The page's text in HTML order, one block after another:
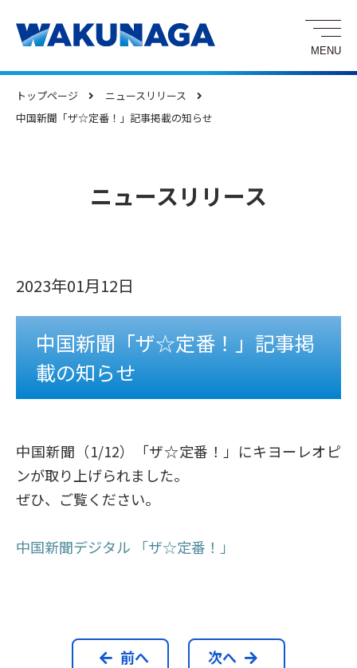
トップページ
ニュースリリース
中国新聞「ザ☆定番！」記事掲載の知らせ
ニュースリリース
2023年01月12日
中国新聞「ザ☆定番！」記事掲
載の知らせ
中国新聞（1/12）「ザ☆定番！」にキヨーレオピ
ンが取り上げられました。
ぜひ、ご覧ください。
中国新聞デジタル 「ザ☆定番！」
前へ 次へ